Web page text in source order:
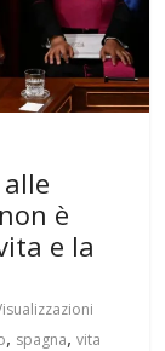
alle
è
e la
, spagna,vita